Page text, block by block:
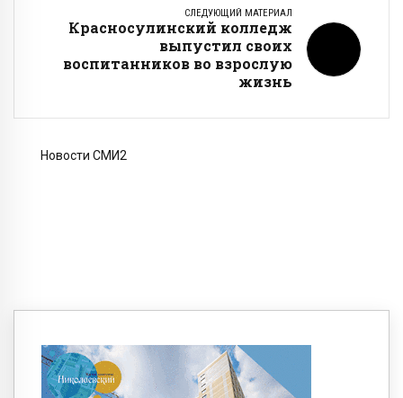
СЛЕДУЮЩИЙ МАТЕРИАЛ
Красносулинский колледж
выпустил своих
воспитанников во взрослую
жизнь
Новости СМИ2